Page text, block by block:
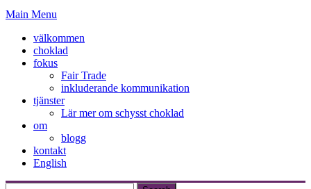
Main Menu
välkommen
choklad
fokus
Fair Trade
inkluderande kommunikation
tjänster
Lär mer om schysst choklad
om
blogg
kontakt
English